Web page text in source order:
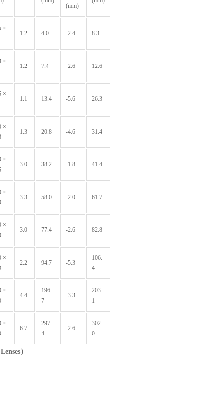
(mm)
×
1.2 4.0 -2.4 8.3
×
1.2 7.4 -2.6 12.6
×
1.1 13.4 -5.6 26.3
×
1.3 20.8 -4.6 31.4
×
3.0 38.2 -1.8 41.4
×
3.3 58.0 -2.0 61.7
×
3.0 77.4 -2.6 82.8
×
2.2 94.7 -5.3
106.
4
×
4.4
196.
7
-3.3
203.
1
×
6.7
297.
4
-2.6
302.
0
）